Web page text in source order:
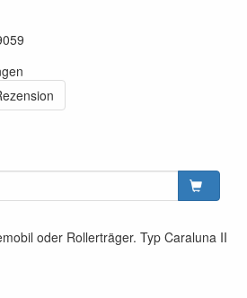
oder Rollerträger. Typ Caraluna II